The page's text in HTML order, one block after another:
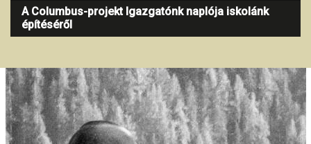
A Columbus-projekt Igazgatónk naplója iskolánk
építéséről